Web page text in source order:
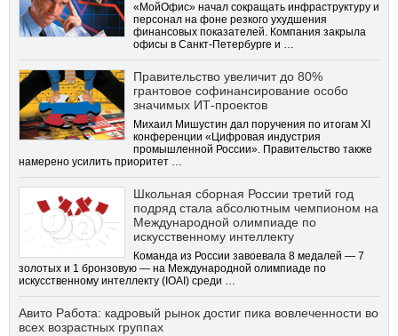
«МойОфис» начал сокращать инфраструктуру и
персонал на фоне резкого ухудшения
финансовых показателей. Компания закрыла
офисы в Санкт-Петербурге и …
Правительство увеличит до 80%
грантовое софинансирование особо
значимых ИТ-проектов
Михаил Мишустин дал поручения по итогам XI
конференции «Цифровая индустрия
промышленной России». Правительство также
намерено усилить приоритет …
Школьная сборная России третий год
подряд стала абсолютным чемпионом на
Международной олимпиаде по
искусственному интеллекту
Команда из России завоевала 8 медалей — 7
золотых и 1 бронзовую — на Международной олимпиаде по
искусственному интеллекту (IOAI) среди …
Авито Работа: кадровый рынок достиг пика вовлеченности во
всех возрастных группах